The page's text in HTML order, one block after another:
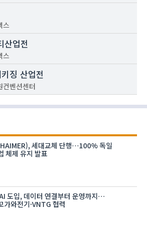
스
산업전
스
징 산업전
컨벤션센터
세대교체 단행…100% 독일
체제 유지 발표
도입, 데이터 연결부터 운영까지…
가와전기·VNTG 협력